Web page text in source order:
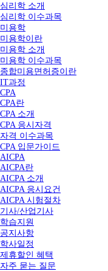
심리학 소개
심리학 이수과목
미용학
미용학이란
미용학 소개
미용학 이수과목
종합미용면허증이란
IT과정
CPA
CPA란
CPA 소개
CPA 응시자격
자격 이수과목
CPA 입문가이드
AICPA
AICPA란
AICPA 소개
AICPA 응시요건
AICPA 시험절차
기사/산업기사
학습지원
공지사항
학사일정
제휴할인 혜택
자주 묻는 질문